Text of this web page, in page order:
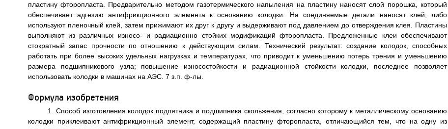
пластину фторопласта. Предварительно методом газотермического напыления на пластину наносят слой порошка, который
обеспечивает адгезию антифрикционного элемента к основанию колодки. На соединяемые детали наносят клей, либо
используют пленочный клей, затем прижимают их друг к другу и выдерживают под давлением до отверждения клея. Пластины
выполняют из различных износо- и радиационно стойких модификаций фторопласта. Предложенные клеи обеспечивают
стократный запас прочности по отношению к действующим силам. Технический результат: создание колодок, способных
работать при более высоких удельных нагрузках и температурах, что приводит к уменьшению потерь трения и уменьшению
размера подшипникового узла; повышение износостойкости и радиационной стойкости колодки, последнее позволяет
использовать колодки в машинах на АЭС. 7 з.п. ф-лы.
Формула изобретения
1. Способ изготовления колодок подпятника и подшипника скольжения, согласно которому к металлическому основанию
колодки приклеивают антифрикционный элемент, содержащий пластину фторопласта, отличающийся тем, что на одну из